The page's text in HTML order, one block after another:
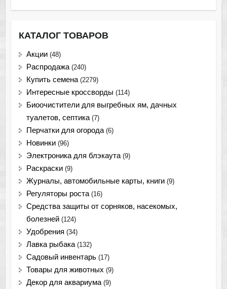
КАТАЛОГ ТОВАРОВ
Акции (48)
Распродажа (240)
Купить семена (2279)
Интересные кроссворды (114)
Биоочистители для выгребных ям, дачных
туалетов, септика (7)
Перчатки для огорода (6)
Новинки (96)
Электроника для блэкаута (9)
Раскраски (9)
Журналы, автомобильные карты, книги (9)
Регуляторы роста (16)
Средства защиты от сорняков, насекомых,
болезней (124)
Удобрения (34)
Лавка рыбака (132)
Садовый инвентарь (17)
Товары для животных (9)
Декор для аквариума (9)